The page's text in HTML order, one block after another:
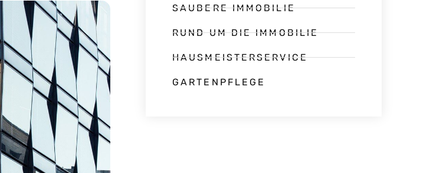
SAUBERE IMMOBILIE
RUND UM DIE IMMOBILIE
HAUSMEISTERSERVICE
GARTENPFLEGE